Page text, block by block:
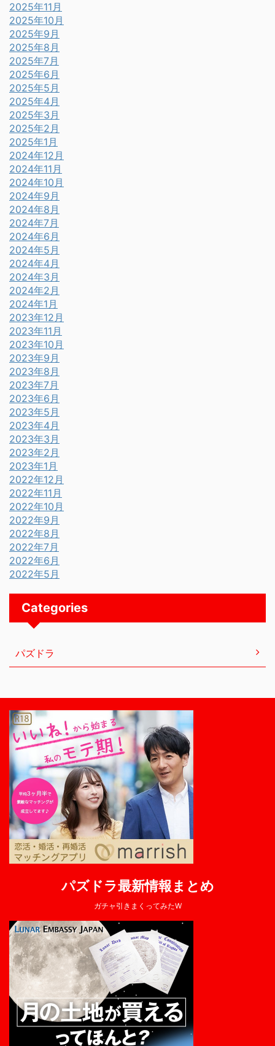
2025年11月
2025年10月
2025年9月
2025年8月
2025年7月
2025年6月
2025年5月
2025年4月
2025年3月
2025年2月
2025年1月
2024年12月
2024年11月
2024年10月
2024年9月
2024年8月
2024年7月
2024年6月
2024年5月
2024年4月
2024年3月
2024年2月
2024年1月
2023年12月
2023年11月
2023年10月
2023年9月
2023年8月
2023年7月
2023年6月
2023年5月
2023年4月
2023年3月
2023年2月
2023年1月
2022年12月
2022年11月
2022年10月
2022年9月
2022年8月
2022年7月
2022年6月
2022年5月
Categories
パズドラ
パズドラ最新情報まとめ
ガチャ引きまくってみたW